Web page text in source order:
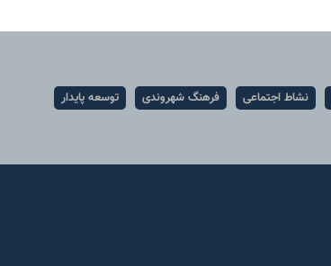
نشاط اجتماعی فرهنگ شهروندی
توسعه پایدار